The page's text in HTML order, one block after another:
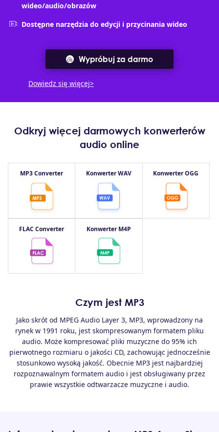
wideo/audio/obrazów
Dostępne narzędzia do edycji i przycinania wideo
Wypróbuj za darmo
Dowiedz się więcej>
Odkryj więcej darmowych konwerterów
audio online
MP3 Converter Konwerter WAV Konwerter OGG
FLAC Converter Konwerter M4P
Czym jest MP3
Jako skrót od MPEG Audio Layer 3, MP3, wprowadzony na
rynek w 1991 roku, jest skompresowanym formatem pliku
audio. Może kompresować pliki muzyczne do 95% ich
pierwotnego rozmiaru o jakości CD, zachowując jednocześnie
stosunkowo wysoką jakość. Obecnie MP3 jest najbardziej
rozpoznawalnym formatem audio i jest obsługiwany przez
prawie wszystkie odtwarzacze muzyczne i audio.